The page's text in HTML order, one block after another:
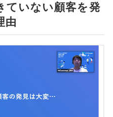
ていない顧客を発
由